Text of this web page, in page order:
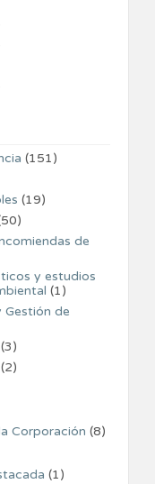
(151)
(19)
de
y estudios
(1)
Gestión de
(3)
(2)
Corporación (8)
(1)